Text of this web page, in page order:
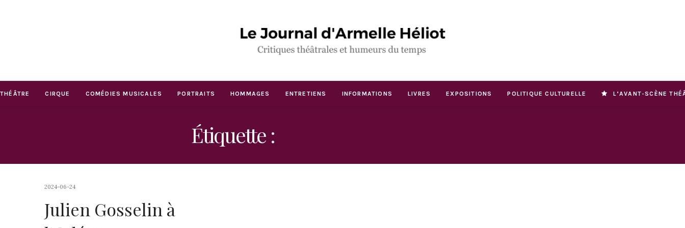
THÉÂTRE CIRQUE COMÉDIES MUSICALES PORTRAITS HOMMAGES ENTRETIENS INFORMATIONS LIVRES EXPOSITIONS POLITIQUE CULTURELLE L’AVANT-SCÈNE
Étiquette :
2024-06-24
Julien Gosselin à